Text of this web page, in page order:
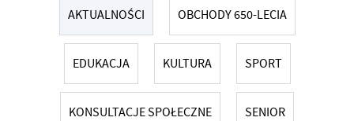
AKTUALNOŚCI OBCHODY 650-LECIA
EDUKACJA KULTURA SPORT
KONSULTACJE SPOŁECZNE SENIOR